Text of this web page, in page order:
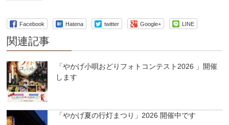
Facebook Hatena twitter Google+ LINE
関連記事
「やかげ小唄おどりフォトコンテスト2026 」開催
します
「やかげ夏の行灯まつり」2026 開催中です